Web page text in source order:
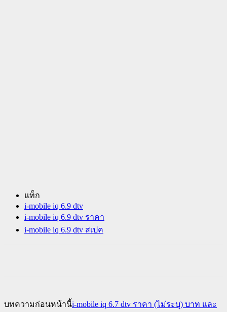
แท็ก
i-mobile iq 6.9 dtv
i-mobile iq 6.9 dtv ราคา
i-mobile iq 6.9 dtv สเปค
บทความก่อนหน้านี้i-mobile iq 6.7 dtv ราคา (ไม่ระบุ) บาท และ